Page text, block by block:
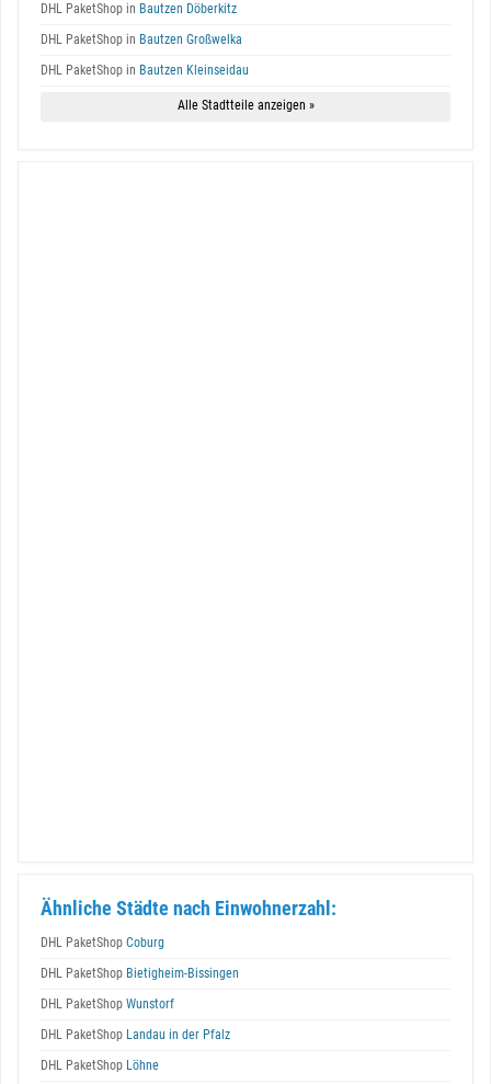
DHL PaketShop in Bautzen Döberkitz
DHL PaketShop in Bautzen Großwelka
DHL PaketShop in Bautzen Kleinseidau
Alle Stadtteile anzeigen »
Ähnliche Städte nach Einwohnerzahl:
DHL PaketShop Coburg
DHL PaketShop Bietigheim-Bissingen
DHL PaketShop Wunstorf
DHL PaketShop Landau in der Pfalz
DHL PaketShop Löhne